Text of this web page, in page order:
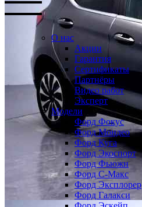
О нас
Акции
Гарантия
Сертификаты
Партнёры
Видео работ
Эксперт
Модели
Форд Фокус
Форд Мондео
Форд Куга
Форд Экоспорт
Форд Фьюжн
Форд С-Макс
Форд Эксплорер
Форд Галакси